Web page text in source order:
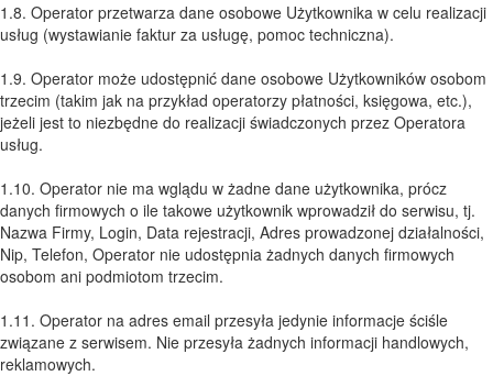
1.8. Operator przetwarza dane osobowe Użytkownika w celu realizacji
usług (wystawianie faktur za usługę, pomoc techniczna).
1.9. Operator może udostępnić dane osobowe Użytkowników osobom
trzecim (takim jak na przykład operatorzy płatności, księgowa, etc.),
jeżeli jest to niezbędne do realizacji świadczonych przez Operatora
usług.
1.10. Operator nie ma wglądu w żadne dane użytkownika, prócz
danych firmowych o ile takowe użytkownik wprowadził do serwisu, tj.
Nazwa Firmy, Login, Data rejestracji, Adres prowadzonej działalności,
Nip, Telefon, Operator nie udostępnia żadnych danych firmowych
osobom ani podmiotom trzecim.
1.11. Operator na adres email przesyła jedynie informacje ściśle
związane z serwisem. Nie przesyła żadnych informacji handlowych,
reklamowych.